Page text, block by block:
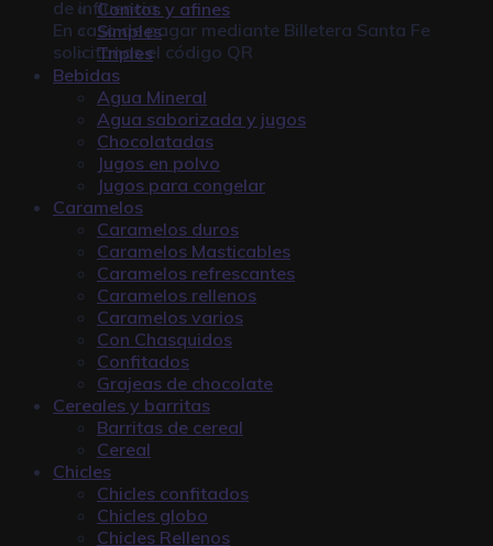
de influencia
En caso de pagar mediante Billetera Santa Fe
solicitanos el código QR
Conitos y afines
Simples
Triples
Bebidas
Agua Mineral
Agua saborizada y jugos
Chocolatadas
Jugos en polvo
Jugos para congelar
Caramelos
Caramelos duros
Caramelos Masticables
Caramelos refrescantes
Caramelos rellenos
Caramelos varios
Con Chasquidos
Confitados
Grajeas de chocolate
Cereales y barritas
Barritas de cereal
Cereal
Chicles
Chicles confitados
Chicles globo
Chicles Rellenos